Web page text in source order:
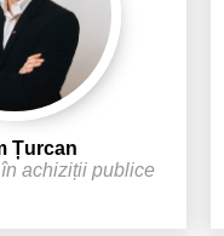
Țurcan
achiziții publice